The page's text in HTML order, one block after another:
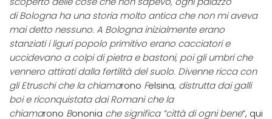
di Bologna ha una storia molto antica che non mi aveva
mai detto nessuno.A Bologna inizialmente erano
stanziati i liguri popolo primitivo erano cacciatori e
uccidevano a colpi di pietra e bastoni, poi gli umbri che
vennero attirati dalla fertilità del suolo. Divenne ricca con
gli Etruschi che la chiamarono Felsina, distrutta dai galli
boi e riconquistata dai Romani che la
chiamarono Bononia che significa “città di ogni bene”, qui